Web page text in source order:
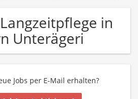
in
Unterägeri
Jobs per E-Mail erhalten?